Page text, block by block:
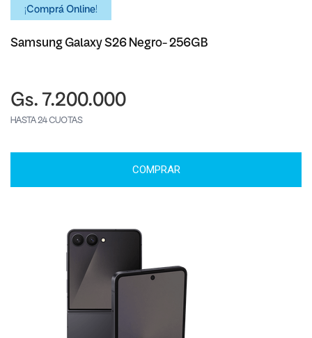
¡Comprá Online!
Samsung Galaxy S26 Negro- 256GB
Gs. 7.200.000
HASTA 24 CUOTAS
COMPRAR